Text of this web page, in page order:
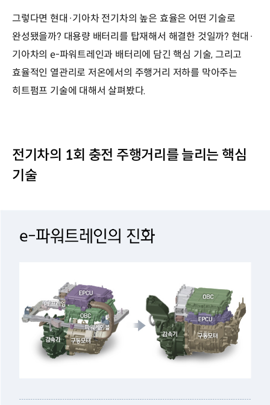
그렇다면 현대·기아차 전기차의 높은 효율은 어떤 기술로
완성됐을까? 대용량 배터리를 탑재해서 해결한 것일까? 현대·
기아차의 e-파워트레인과 배터리에 담긴 핵심 기술, 그리고
효율적인 열관리로 저온에서의 주행거리 저하를 막아주는
히트펌프 기술에 대해서 살펴봤다.
전기차의 1회 충전 주행거리를 늘리는 핵심
기술